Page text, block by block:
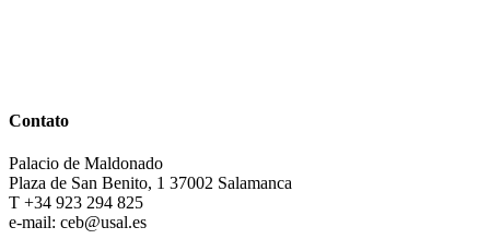
Contato
Palacio de Maldonado
Plaza de San Benito, 1 37002 Salamanca
T +34 923 294 825
e-mail: ceb@usal.es